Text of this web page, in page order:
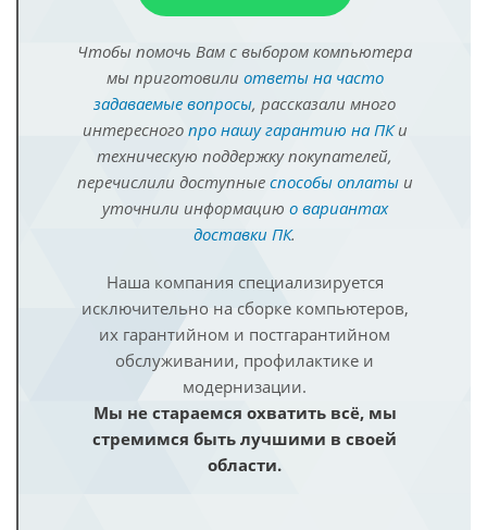
Чтобы помочь Вам с выбором компьютера
мы приготовили ответы на часто
задаваемые вопросы, рассказали много
интересного про нашу гарантию на ПКи
техническую поддержку покупателей,
перечислили доступные способы оплатыи
уточнили информацию о вариантах
доставки ПК.
Наша компания специализируется
исключительно на сборке компьютеров,
их гарантийном и постгарантийном
обслуживании, профилактике и
модернизации.
Мы не стараемся охватить всё, мы
стремимся быть лучшими в своей
области.